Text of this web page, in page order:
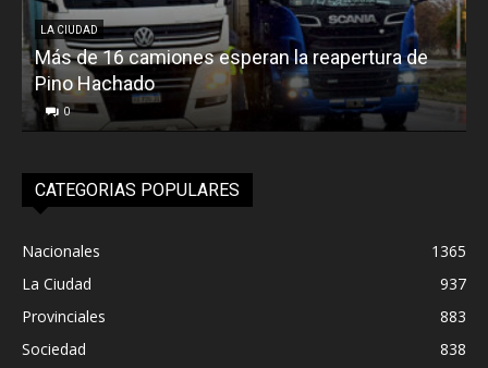
LA CIUDAD
Más de 16 camiones esperan la reapertura de
Pino Hachado
0
CATEGORIAS POPULARES
Nacionales
1365
La Ciudad
937
Provinciales
883
Sociedad
838